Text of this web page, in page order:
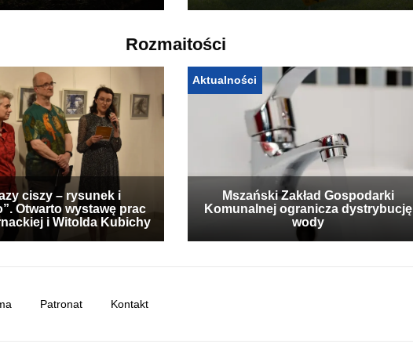
Rozmaitości
ciszy – rysunek i
Otwarto wystawę prac
i Witolda Kubichy
Aktualności
Mszański Zakład Gospodarki
Komunalnej ogranicza dystrybucję
wody
Patronat Kontakt